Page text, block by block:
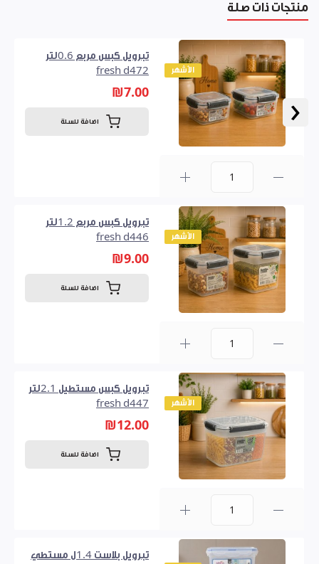
‹
منتجات ذات صلة
الأشهر
تبرويل كبس مربع 0.6لتر
fresh d472
₪7.00
اضافة للسلة
الأشهر
تبرويل كبس مربع 1.2لتر
fresh d446
₪9.00
اضافة للسلة
الأشهر
تبرويل كبس مستطيل 2.1لتر
fresh d447
₪12.00
اضافة للسلة
تبرويل بلاست 1.4ل مستطي